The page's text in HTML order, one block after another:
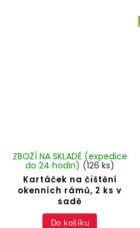
Kartáček na čištění
okenních rámů, 2 ks v
sadě
ZBOŽÍ NA SKLADĚ (expedice
do 24 hodin) (126 ks)
Do košíku